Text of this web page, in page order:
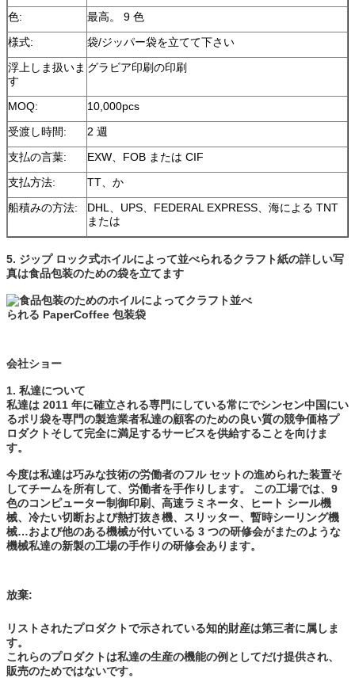
色:
最高。 9 色
様式:
袋/ジッパー袋を立てて下さい
浮上しま扱いま
す
グラビア印刷の印刷
MOQ:
10,000pcs
受渡し時間:
2 週
支払の言葉:
EXW、FOB または CIF
支払方法:
TT、か
船積みの方法:
DHL、UPS、FEDERAL EXPRESS、海による TNT
または
5. ジップ ロック式ホイルによって並べられるクラフト紙の詳しい写
真は食品包装のための袋を立てます
会社ショー
1. 私達について
私達は 2011 年に確立される専門にしている常にでシンセン中国にい
るポリ袋を専門の製造業者私達の顧客のための良い質の競争価格プ
ロダクトそして完全に満足するサービスを供給することを向けま
す。
今度は私達は巧みな技術の労働者のフル セットの進められた装置そ
してチームを所有して、労働者を手作りします。 この工場では、9
色のコンピューター制御印刷、高速ラミネータ、ヒート シール機
械、冷たい切断および熱打抜き機、スリッター、暫時シーリング機
械…および他のある機械が付いている 3 つの研修会がまたのような
機械私達の新製の工場の手作りの研修会あります。
放棄:
リストされたプロダクトで示されている知的財産は第三者に属しま
す。
これらのプロダクトは私達の生産の機能の例としてだけ提供され、
販売のためではないです。